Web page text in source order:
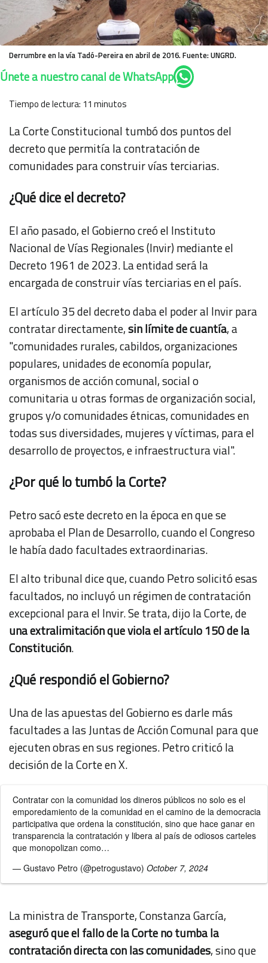
Derrumbre en la vía Tadó-Pereira en abril de 2016. Fuente: UNGRD.
Únete a nuestro canal de WhatsApp
Tiempo de lectura: 11 minutos
La Corte Constitucional tumbó dos puntos del
decreto que permitía la contratación de
comunidades para construir vías terciarias.
¿Qué dice el decreto?
El año pasado, el Gobierno creó el Instituto
Nacional de Vías Regionales (Invir) mediante el
Decreto 1961 de 2023. La entidad será la
encargada de construir vías terciarias en el país.
El artículo 35 del decreto daba el poder al Invir para
contratar directamente,sin límite de cuantía, a
"comunidades rurales, cabildos, organizaciones
populares, unidades de economía popular,
organismos de acción comunal, social o
comunitaria u otras formas de organización social,
grupos y/o comunidades étnicas, comunidades en
todas sus diversidades, mujeres y víctimas, para el
desarrollo de proyectos, e infraestructura vial".
¿Por qué lo tumbó la Corte?
Petro sacó este decreto en la época en que se
aprobaba el Plan de Desarrollo, cuando el Congreso
le había dado facultades extraordinarias.
El alto tribunal dice que, cuando Petro solicitó esas
facultados, no incluyó un régimen de contratación
excepcional para el Invir. Se trata, dijo la Corte, de
una extralimitación que viola el artículo 150 de la
Constitución.
¿Qué respondió el Gobierno?
Una de las apuestas del Gobierno es darle más
facultades a las Juntas de Acción Comunal para que
ejecuten obras en sus regiones. Petro criticó la
decisión de la Corte en X.
Contratar con la comunidad los dineros públicos no solo es el
emporedamiento de la comunidad en el camino de la democracia
participativa que ordena la constitución, sino que hace ganar en
transparencia la contratación y libera al país de odiosos carteles
que monopolizan como…
— Gustavo Petro (@petrogustavo) October 7, 2024
La ministra de Transporte, Constanza García,
aseguró que el fallo de la Corte no tumba la
contratación directa con las comunidades, sino que